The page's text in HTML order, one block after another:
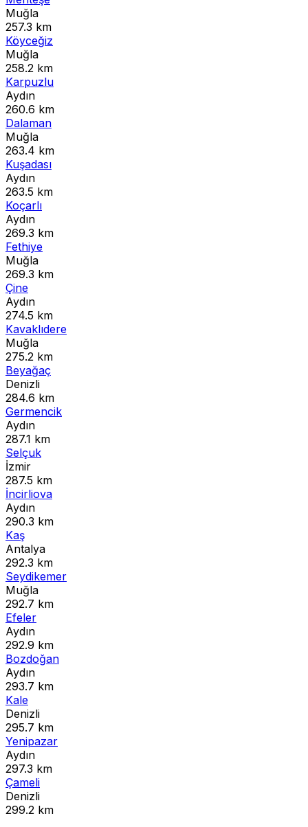
Muğla
257.3 km
Köyceğiz
Muğla
258.2 km
Karpuzlu
Aydın
260.6 km
Dalaman
Muğla
263.4 km
Kuşadası
Aydın
263.5 km
Koçarlı
Aydın
269.3 km
Fethiye
Muğla
269.3 km
Çine
Aydın
274.5 km
Kavaklıdere
Muğla
275.2 km
Beyağaç
Denizli
284.6 km
Germencik
Aydın
287.1 km
Selçuk
İzmir
287.5 km
İncirliova
Aydın
290.3 km
Kaş
Antalya
292.3 km
Seydikemer
Muğla
292.7 km
Efeler
Aydın
292.9 km
Bozdoğan
Aydın
293.7 km
Kale
Denizli
295.7 km
Yenipazar
Aydın
297.3 km
Çameli
Denizli
299.2 km